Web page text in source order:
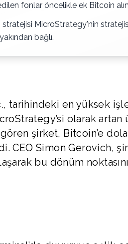
fonlar öncelikle ek Bitcoin
MicroStrategy'nin
bağlı.
tarihindeki en yüksek
olarak
şirket, Bitcoin’e
CEO Simon Gerovich,
bu dönüm